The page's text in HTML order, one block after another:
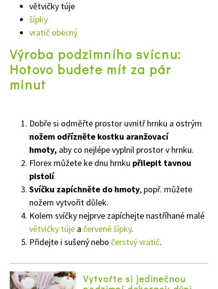
větvičky túje
šípky
vratič obecný
Výroba podzimního svícnu:
Hotovo budete mít za pár
minut
Dobře si odměřte prostor uvnitř hrnku a ostrým
nožem odřízněte kostku aranžovací
hmoty, aby co nejlépe vyplnil prostor v hrnku.
Florex můžete ke dnu hrnku přilepit tavnou
pistolí.
Svíčku zapíchněte do hmoty, popř. můžete
nožem vytvořit důlek.
Kolem svíčky nejprve zapíchejte nastříhané malé
větvičky túje a červené šípky.
Přidejte i sušený nebo čerstvý vratič.
Vytvořte si jedinečnou